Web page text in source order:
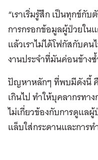
“เราเริ่มรู้สึก เป็นทุกข์กั
การกรอกข้อมูลผู้ป่วยใน
แล้วเราไม่ได้โฟกัสกับค
งานประจำที่มันค่อนข้าง
ปัญหาหลักๆ ที่พบมีดังนี้
เกินไป ทำให้บุคลากรทา
ไม่เกี่ยวข้องกับการดูแล
แล็บใส่กระดานและการท